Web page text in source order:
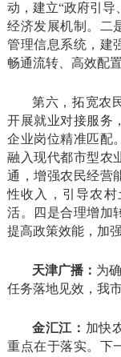
动，建立“政府引导
经济发展机制。二
管理信息系统，建
畅通流转、高效配
第六，拓宽农
开展就业对接服务
企业岗位精准匹配
融入现代都市型农
通，增强农民经营
性收入，引导农
活。四是合理增加
提高政策效能，加
天津广播： 为
任务落地见效，我
金汇江： 加快
重点在于落实。下